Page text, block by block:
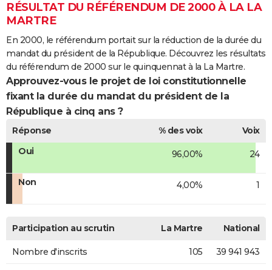
RÉSULTAT DU RÉFÉRENDUM DE 2000 À LA LA
MARTRE
En 2000, le référendum portait sur la réduction de la durée du
mandat du président de la République. Découvrez les résultats
du référendum de 2000 sur le quinquennat à la La Martre.
Approuvez-vous le projet de loi constitutionnelle
fixant la durée du mandat du président de la
République à cinq ans ?
Réponse % des voix
Voix
Oui
96,00% 24
Non 4,00% 1
Participation au scrutin La Martre National
Nombre d'inscrits 105 39 941 943